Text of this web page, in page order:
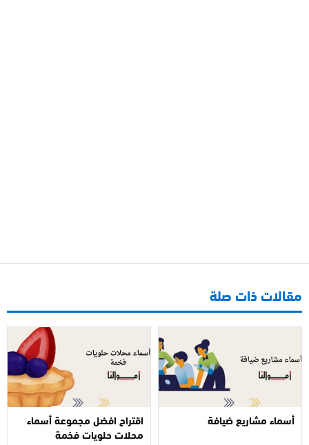
مقالات ذات صلة
أسماء مشاريع ضيافة اقتراح افضل مجموعة أسماء
محلات حلويات فخمة